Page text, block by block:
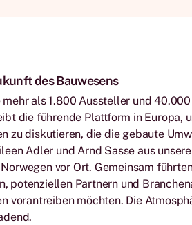
des Bauwesens
als 1.800 Aussteller und
die führende Plattform in Europa,
zu diskutieren, die die gebaute
Adler und Arnd Sasse aus
vor Ort. Gemeinsam
potenziellen Partnern und
vorantreiben möchten. Die